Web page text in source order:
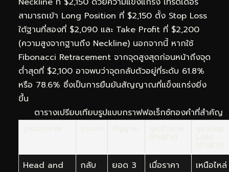
สามารถเข้า Long Position ที่ $2,150 ตั้ง Stop Loss
ใต้ฐานที่สองที่ $2,090 และ Take Profit ที่ $2,200
(ความสูงจากฐานถึง Neckline) นอกจากนี้ หากใช้
Fibonacci Retracement จากจุดสูงสุดก่อนหน้าถึงจุด
ต่ำสุดที่ $2,100 อาจพบว่าจุดกลับตัวอยู่ที่ระดับ 61.8%
หรือ 78.6% ซึ่งเป็นการยืนยันสัญญาณที่แข็งแกร่งยิ่ง
ขึ้น
ตารางเปรียบเทียบรูปแบบกราฟฟอเร็กซ์ทองคำที่สำคัญ
Head and
กลับ
ยอด 3
เมื่อราคา
เหนือไหล่